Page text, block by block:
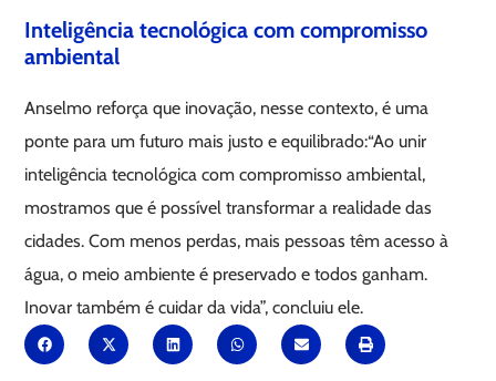
Inteligência tecnológica com compromisso
ambiental
Anselmo reforça que inovação, nesse contexto, é uma
ponte para um futuro mais justo e equilibrado:“Ao unir
inteligência tecnológica com compromisso ambiental,
mostramos que é possível transformar a realidade das
cidades. Com menos perdas, mais pessoas têm acesso à
água, o meio ambiente é preservado e todos ganham.
Inovar também é cuidar da vida”, concluiu ele.